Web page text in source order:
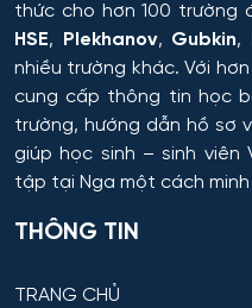
thức cho hơn 100 trường
HSE, Plekhanov, Gubkin,
nhiều trường khác. Với
cung cấp thông tin học
trường, hướng dẫn hồ sơ
giúp học sinh – sinh
tập tại Nga một cách
THÔNG TIN
TRANG CHỦ